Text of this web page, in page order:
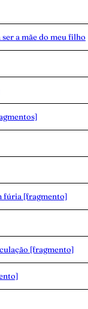
a mãe do meu filho
fúria [fragmento]
[fragmento]